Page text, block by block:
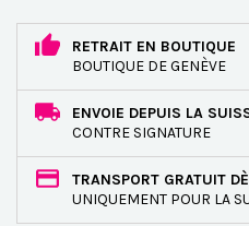
RETRAIT EN BOUTIQUE
BOUTIQUE DE GENÈVE
ENVOIE DEPUIS LA
CONTRE SIGNATURE
TRANSPORT GRATUIT
UNIQUEMENT POUR LA